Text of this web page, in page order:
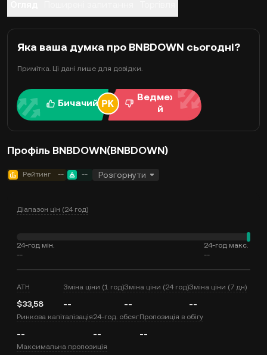
Яка ваша думка про BNBDOWN сьогодні?
Примітка. Ці дані лише для довідки.
Бичачий
Ведмежи
й
Профіль BNBDOWN(BNBDOWN)
Рейтинг -- -- Розгорнути
Діапазон цін (24 год)
24-год мін.
--
24-год макс.
--
ATH
$33,58
Зміна ціни (1 год)
--
Зміна ціни (24 год)
--
Зміна ціни (7 дн)
--
Ринкова капіталізація
--
24-год. обсяг
--
Пропозиція в обігу
--
Максимальна пропозиція